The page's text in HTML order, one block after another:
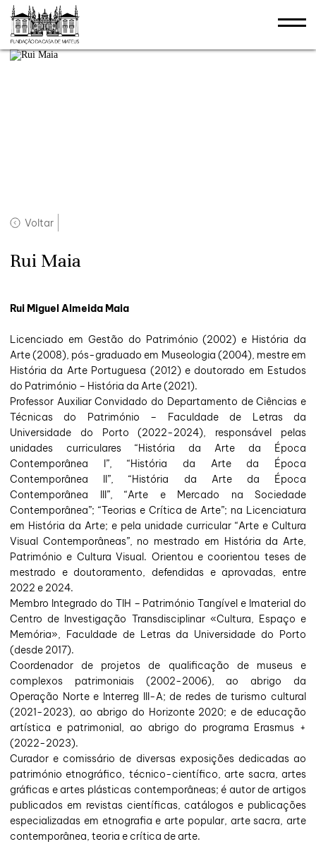
Voltar
Rui Maia
Rui Miguel Almeida Maia
Licenciado em Gestão do Património (2002) e História da
Arte (2008), pós-graduado em Museologia (2004), mestre em
História da Arte Portuguesa (2012) e doutorado em Estudos
do Património – História da Arte (2021).
Professor Auxiliar Convidado do Departamento de Ciências e
Técnicas do Património – Faculdade de Letras da
Universidade do Porto (2022-2024), responsável pelas
unidades curriculares “História da Arte da Época
Contemporânea I”, “História da Arte da Época
Contemporânea II”, “História da Arte da Época
Contemporânea III”, “Arte e Mercado na Sociedade
Contemporânea”; “Teorias e Crítica de Arte”; na Licenciatura
em História da Arte; e pela unidade curricular “Arte e Cultura
Visual Contemporâneas”, no mestrado em História da Arte,
Património e Cultura Visual. Orientou e coorientou teses de
mestrado e doutoramento, defendidas e aprovadas, entre
2022 e 2024.
Membro Integrado do TIH – Património Tangível e Imaterial do
Centro de Investigação Transdisciplinar «Cultura, Espaço e
Memória», Faculdade de Letras da Universidade do Porto
(desde 2017).
Coordenador de projetos de qualificação de museus e
complexos patrimoniais (2002-2006), ao abrigo da
Operação Norte e Interreg III-A; de redes de turismo cultural
(2021-2023), ao abrigo do Horizonte 2020; e de educação
artística e patrimonial, ao abrigo do programa Erasmus +
(2022-2023).
Curador e comissário de diversas exposições dedicadas ao
património etnográfico, técnico-científico, arte sacra, artes
gráficas e artes plásticas contemporâneas; é autor de artigos
publicados em revistas científicas, catálogos e publicações
especializadas em etnografia e arte popular, arte sacra, arte
contemporânea, teoria e crítica de arte.